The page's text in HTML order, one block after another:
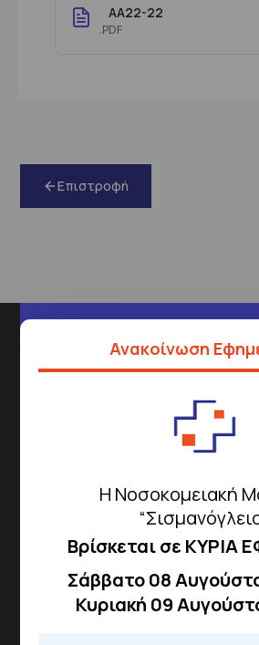
Ανακοίνωση
Η Νοσοκομειακή
Βρίσκεται σε ΚΥΡΙΑ
Σάββατο 08
Κυριακή 09
AA22-22
.PDF
Επιστροφή
Διεύθυνση
Μαρούσι 151 26,
Περιοχής
Πως να έρθετε με ΜΜΜ
Τηλέφωνα για
Για τα πρωινά και τα